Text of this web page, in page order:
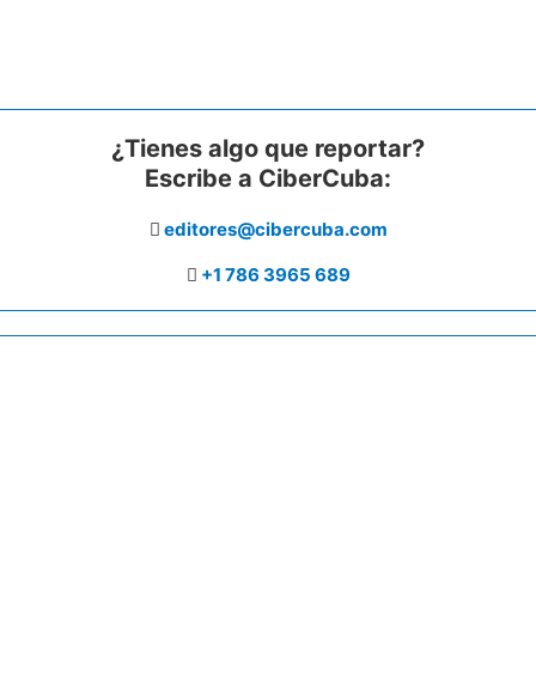
¿Tienes algo que reportar?
Escribe a CiberCuba:
editores@cibercuba.com
+1 786 3965 689